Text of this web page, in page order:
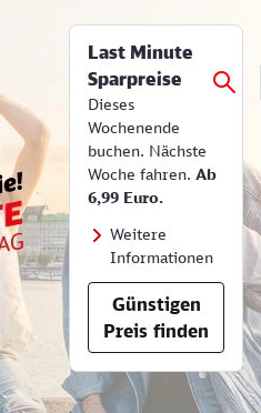
Last Minute
Sparpreise
Dieses
Wochenende
buchen. Nächste
Woche fahren. Ab
6,99 Euro.
Weitere
Informationen
Günstigen
Preis finden